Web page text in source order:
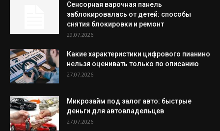
Сенсорная варочная панель
заблокировалась от детей: способы
снятия блокировки и ремонт
29.07.2026
Какие характеристики цифрового пианино
нельзя оценивать только по описанию
27.07.2026
Микрозайм под залог авто: быстрые
деньги для автовладельцев
27.07.2026